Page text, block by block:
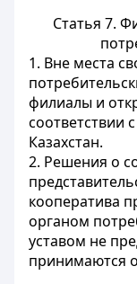
Статья 7.
1. Вне места
филиалы и
соответствии
Казахстан.
2. Решения о
кооператива
органом
уставом не
принимаются